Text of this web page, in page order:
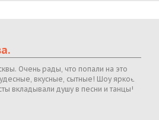
Очень рады, что попали на это
вкусные, сытные! Шоу яркое,
вкладывали душу в песни и танцы!